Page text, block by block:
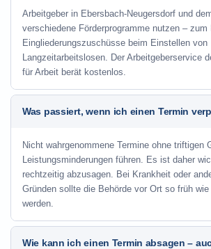
Arbeitgeber in Ebersbach-Neugersdorf und
verschiedene Förderprogramme nutzen – zum
Eingliederungszuschüsse beim Einstellen von
Langzeitarbeitslosen. Der Arbeitgeberservice
für Arbeit berät kostenlos.
Was passiert, wenn ich einen Termin
Nicht wahrgenommene Termine ohne triftigen
Leistungsminderungen führen. Es ist daher
rechtzeitig abzusagen. Bei Krankheit oder
Gründen sollte die Behörde vor Ort so früh
werden.
Wie kann ich einen Termin absagen –